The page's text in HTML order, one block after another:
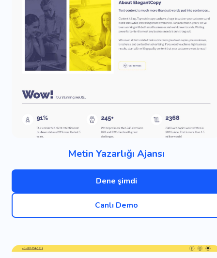
Metin Yazarlığı Ajansı
Dene şimdi
Canlı Demo